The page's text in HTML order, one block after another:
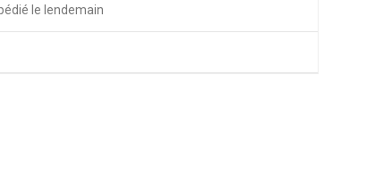
le lendemain